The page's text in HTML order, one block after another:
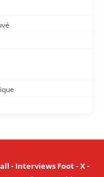
- Interviews Foot-X-